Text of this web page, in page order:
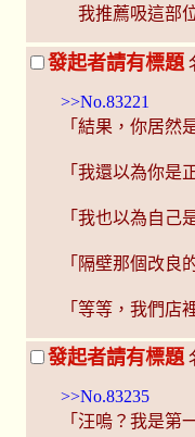
我推薦吸這部
發起者請有標題
>>No.83221
「結果，你居然
「我還以為你是
「我也以為自己
「隔壁那個改良
「等等，我們店
發起者請有標題
>>No.83235
「汪嗚？我是第